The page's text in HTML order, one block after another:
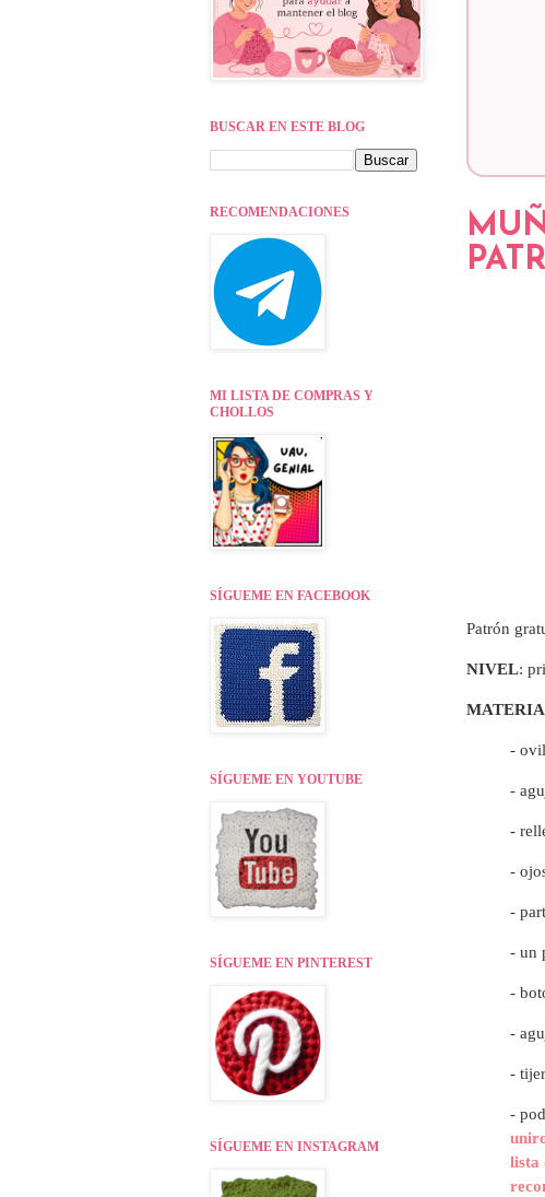
Patrón
NIVEL:
-
-
-
-
-
- un
-
-
-
- p
lista
BUSCAR EN ESTE BLOG
RECOMENDACIONES
MI LISTA DE COMPRAS Y
CHOLLOS
SÍGUEME EN FACEBOOK
SÍGUEME EN YOUTUBE
SÍGUEME EN PINTEREST
SÍGUEME EN INSTAGRAM